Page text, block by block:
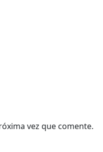
vez que comente.